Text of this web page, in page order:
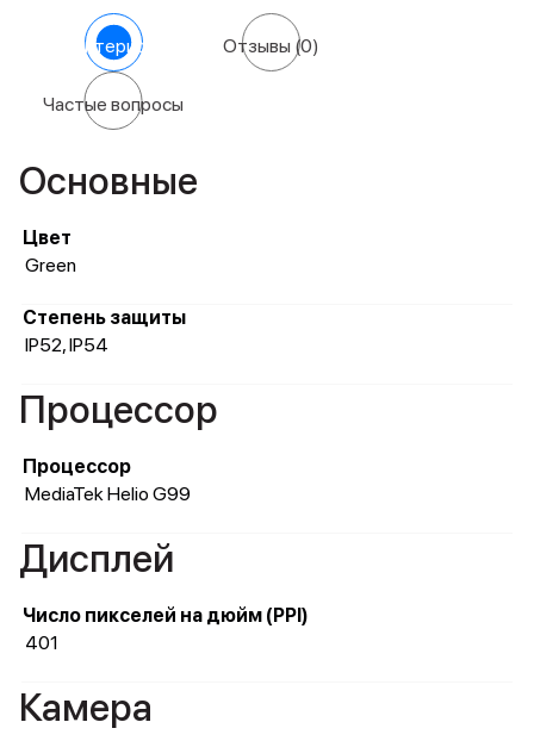
Характеристики Отзывы (0)
Частые вопросы
Основные
Цвет
Green
Степень защиты
IP52, IP54
Процессор
Процессор
MediaTek Helio G99
Дисплей
Число пикселей на дюйм (PPI)
401
Камера